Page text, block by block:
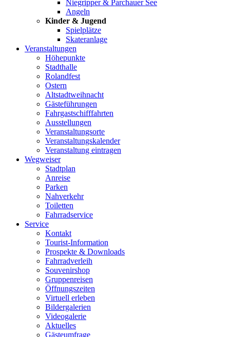
Niegripper & Parchauer See
Angeln
Kinder & Jugend
Spielplätze
Skateranlage
Veranstaltungen
Höhepunkte
Stadthalle
Rolandfest
Ostern
Altstadtweihnacht
Gästeführungen
Fahrgastschifffahrten
Ausstellungen
Veranstaltungsorte
Veranstaltungskalender
Veranstaltung eintragen
Wegweiser
Stadtplan
Anreise
Parken
Nahverkehr
Toiletten
Fahrradservice
Service
Kontakt
Tourist-Information
Prospekte & Downloads
Fahrradverleih
Souvenirshop
Gruppenreisen
Öffnungszeiten
Virtuell erleben
Bildergalerien
Videogalerie
Aktuelles
Gästeumfrage